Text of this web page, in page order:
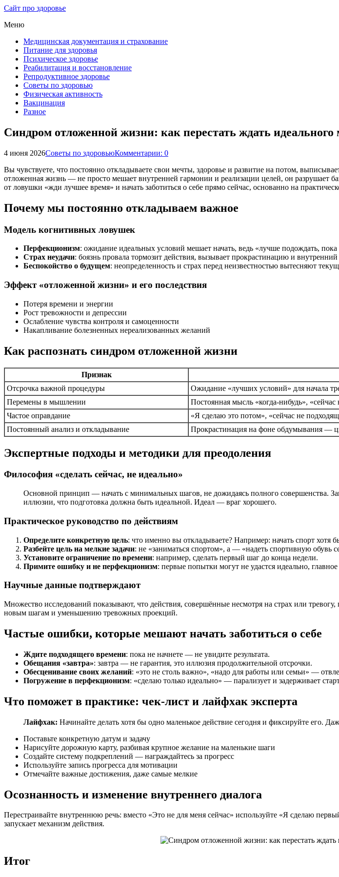
Сайт про здоровье
Меню
Медицинская документация и страхование
Питание для здоровья
Психическое здоровье
Реабилитация и восстановление
Репродуктивное здоровье
Советы по здоровью
Физическая активность
Вакцинация
Разное
Синдром отложенной жизни: как перестать ждать идеального
4 июня 2026Советы по здоровьюКомментарии: 0
Вы чувствуете, что постоянно откладываете свои мечты, здоровье и развитие на потом,
отложенная жизнь — не просто мешает внутренней гармонии и реализации целей, он разрушает
от ловушки «жди лучшее время» и начать заботиться о себе прямо сейчас, основанно на
Почему мы постоянно откладываем важное
Модель когнитивных ловушек
Перфекционизм: ожидание идеальных условий мешает начать, ведь «лучше подождать, пока
Страх неудачи: боязнь провала тормозит действия, вызывает прокрастинацию и внутренний
Беспокойство о будущем: неопределенность и страх перед неизвестностью вытесняют
Эффект «отложенной жизни» и его последствия
Потеря времени и энергии
Рост тревожности и депрессии
Ослабление чувства контроля и самоценности
Накапливание болезненных нереализованных желаний
Как распознать синдром отложенной жизни
Признак
Отсрочка важной процедуры
Ожидание «лучших условий» для начала
Перемены в мышлении
Постоянная мысль «когда-нибудь», «сейчас
Частое оправдание
«Я сделаю это потом», «сейчас не
Постоянный анализ и откладывание
Прокрастинация на фоне обдумывания —
Экспертные подходы и методики для преодоления
Философия «сделать сейчас, не идеально»
Основной принцип — начать с минимальных шагов, не дожидаясь полного совершенства.
иллюзии, что подготовка должна быть идеальной. Идеал — враг хорошего.
Практическое руководство по действиям
Определите конкретную цель: что именно вы откладываете? Например: начать спорт хотя
Разбейте цель на мелкие задачи: не «заниматься спортом», а — «надеть спортивную обувь
Установите ограничение по времени: например, сделать первый шаг до конца недели.
Примите ошибку и не перфекционизм: первые попытки могут не удастся идеально,
Научные данные подтверждают
Множество исследований показывают, что действия, совершённые несмотря на страх или
новым шагам и уменьшению тревожных проекций.
Частые ошибки, которые мешают начать заботиться о себе
Ждите подходящего времени: пока не начнете — не увидите результата.
Обещания «завтра»: завтра — не гарантия, это иллюзия продолжительной отсрочки.
Обесценивание своих желаний: «это не столь важно», «надо для работы или семьи» —
Погружение в перфекционизм: «сделаю только идеально» — парализует и задерживает
Что поможет в практике: чек-лист и лайфхак эксперта
Лайфхак: Начинайте делать хотя бы одно маленькое действие сегодня и фиксируйте его.
Поставьте конкретную датум и задачу
Нарисуйте дорожную карту, разбивая крупное желание на маленькие шаги
Создайте систему подкреплений — награждайтесь за прогресс
Используйте запись прогресса для мотивации
Отмечайте важные достижения, даже самые мелкие
Осознанность и изменение внутреннего диалога
Перестраивайте внутреннюю речь: вместо «Это не для меня сейчас» используйте «Я сделаю
запускает механизм действия.
Итог